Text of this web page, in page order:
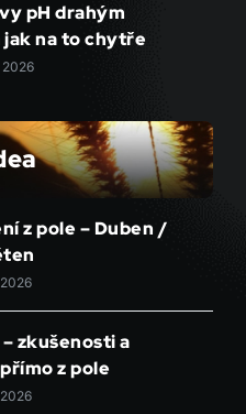
pH drahým
jak na to chytře
2026
z pole – Duben /
zkušenosti a
z pole